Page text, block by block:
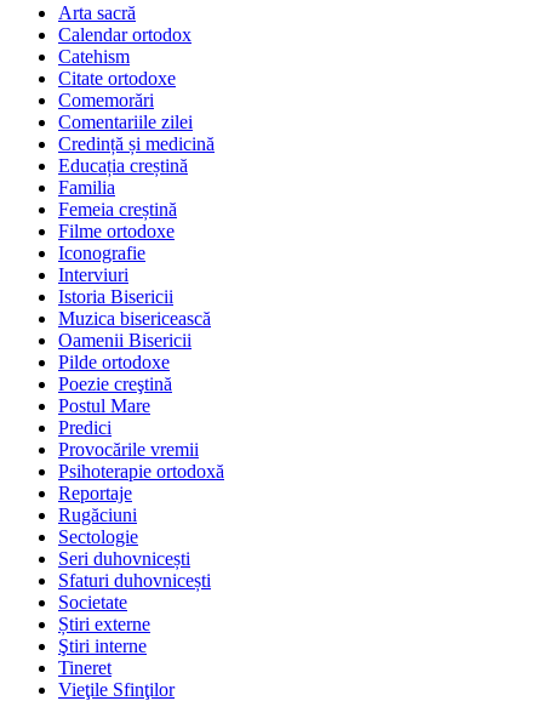
Arta sacră
Calendar ortodox
Catehism
Citate ortodoxe
Comemorări
Comentariile zilei
Credință și medicină
Educația creștină
Familia
Femeia creștină
Filme ortodoxe
Iconografie
Interviuri
Istoria Bisericii
Muzica bisericească
Oamenii Bisericii
Pilde ortodoxe
Poezie creştină
Postul Mare
Predici
Provocările vremii
Psihoterapie ortodoxă
Reportaje
Rugăciuni
Sectologie
Seri duhovnicești
Sfaturi duhovnicești
Societate
Știri externe
Ştiri interne
Tineret
Vieţile Sfinţilor